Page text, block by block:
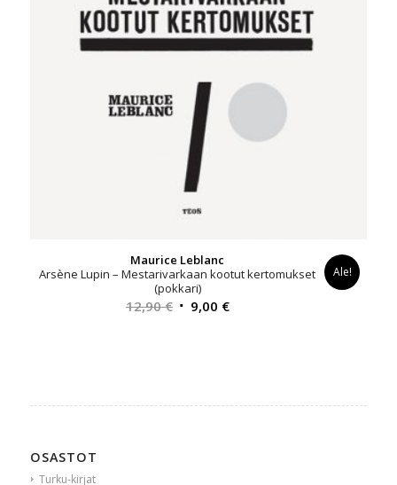
Maurice Leblanc
Arsène Lupin – Mestarivarkaan kootut kertomukset
(pokkari)
12,90€ Alkuperäinen
9,00 €Nykyinen
Ale!
OSASTOT
Turku-kirjat